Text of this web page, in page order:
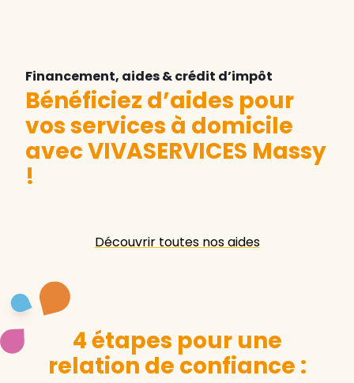
Financement, aides & crédit d’impôt
Bénéficiez d’aides pour
vos services à domicile
avec VIVASERVICES Massy
!
Découvrir toutes nos aides
4 étapes pour une
relation de confiance :